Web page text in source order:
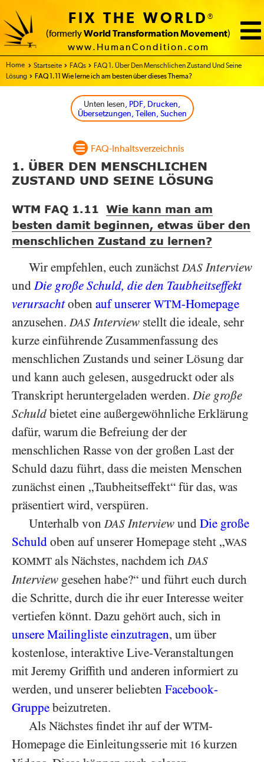
FIX THE WORLD®
(formerly World Transformation Movement)
www.HumanCondition.com
Home Startseite FAQs
FAQ 1. Über Den Menschlichen Zustand Und Seine
Lösung
FAQ 1.11 Wie lerne ich am besten über dieses Thema?
Unten lesen, PDF, Drucken,
Übersetzungen, Teilen, Suchen
FAQ-Inhaltsverzeichnis
1. ÜBER DEN MENSCHLICHEN
ZUSTAND UND SEINE LÖSUNG
WTM FAQ 1.11 Wie kann man am
besten damit beginnen, etwas über den
menschlichen Zustand zu lernen?
Wir empfehlen, euch zunächstDAS Interview
undDie große Schuld, die den Taubheitseffekt
verursacht oben auf unserer WTM-Homepage
anzusehen.DASInterview stellt die ideale, sehr
kurze einführende Zusammenfassung des
menschlichen Zustands und seiner Lösung dar
und kann auch gelesen, ausgedruckt oder als
Transkript heruntergeladen werden.Die große
Schuld bietet eine außergewöhnliche Erklärung
dafür, warum die Befreiung der der
menschlichen Rasse von der großen Last der
Schuld dazu führt, dass die meisten Menschen
zunächst einen „Taubheitseffekt“ für das, was
präsentiert wird, verspüren.
Unterhalb vonDAS Interview und Die große
Schuld oben auf unserer Homepage steht „WAS
KOMMT als Nächstes, nachdem ichDAS
Interview gesehen habe?“ und führt euch durch
die Schritte, durch die ihr euer Interesse weiter
vertiefen könnt. Dazu gehört auch, sich in
unsere Mailingliste einzutragen, um über
kostenlose, interaktive Live-Veranstaltungen
mit Jeremy Griffith und anderen informiert zu
werden, und unserer beliebten Facebook-
Gruppe beizutreten.
Als Nächstes findet ihr auf der WTM-
Homepage die Einleitungsserie mit 16 kurzen